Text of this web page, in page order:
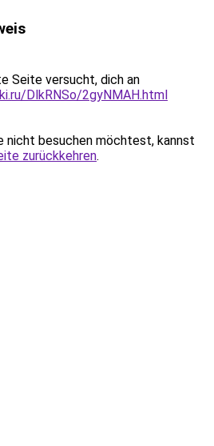
Seite versucht, dich an
DlkRNSo/2gyNMAH.html
nicht besuchen möchtest, kannst
zurückkehren.